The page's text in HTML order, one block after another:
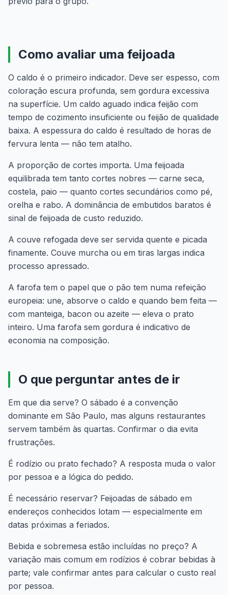
Como avaliar uma feijoada
O caldo é o primeiro indicador. Deve ser espesso, com
coloração escura profunda, sem gordura excessiva
na superfície. Um caldo aguado indica feijão com
tempo de cozimento insuficiente ou feijão de qualidade
baixa. A espessura do caldo é resultado de horas de
fervura lenta — não tem atalho.
A proporção de cortes importa. Uma feijoada
equilibrada tem tanto cortes nobres — carne seca,
costela, paio — quanto cortes secundários como pé,
orelha e rabo. A dominância de embutidos baratos é
sinal de feijoada de custo reduzido.
A couve refogada deve ser servida quente e picada
finamente. Couve murcha ou em tiras largas indica
processo apressado.
A farofa tem o papel que o pão tem numa refeição
europeia: une, absorve o caldo e quando bem feita —
com manteiga, bacon ou azeite — eleva o prato
inteiro. Uma farofa sem gordura é indicativo de
economia na composição.
O que perguntar antes de ir
Em que dia serve? O sábado é a convenção
dominante em São Paulo, mas alguns restaurantes
servem também às quartas. Confirmar o dia evita
frustrações.
É rodízio ou prato fechado? A resposta muda o valor
por pessoa e a lógica do pedido.
É necessário reservar? Feijoadas de sábado em
endereços conhecidos lotam — especialmente em
datas próximas a feriados.
Bebida e sobremesa estão incluídas no preço? A
variação mais comum em rodízios é cobrar bebidas à
parte; vale confirmar antes para calcular o custo real
por pessoa.